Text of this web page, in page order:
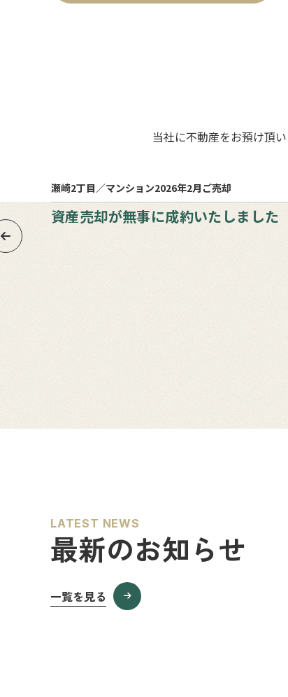
当社に不動産をお預け頂
売
瀬崎2丁目／マンション2026年2月ご売却
資産売却が無事に成約いたしました
LATEST NEWS
最新のお知らせ
一覧を見る